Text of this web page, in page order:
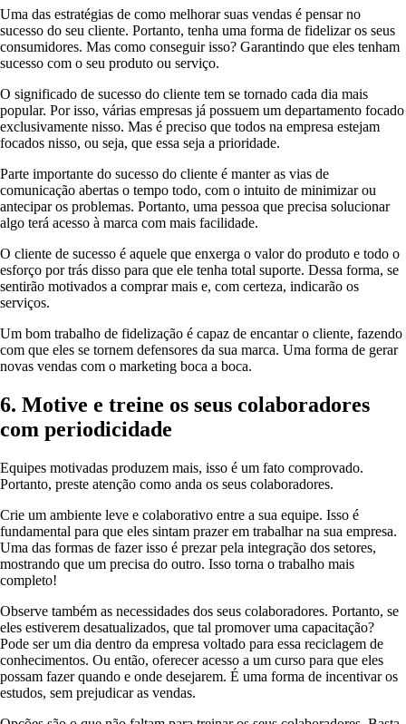
Uma das estratégias de como melhorar suas vendas é pensar no
sucesso do seu cliente. Portanto, tenha uma forma de fidelizar os seus
consumidores. Mas como conseguir isso? Garantindo que eles tenham
sucesso com o seu produto ou serviço.
O significado de sucesso do cliente tem se tornado cada dia mais
popular. Por isso, várias empresas já possuem um departamento focado
exclusivamente nisso. Mas é preciso que todos na empresa estejam
focados nisso, ou seja, que essa seja a prioridade.
Parte importante do sucesso do cliente é manter as vias de
comunicação abertas o tempo todo, com o intuito de minimizar ou
antecipar os problemas. Portanto, uma pessoa que precisa solucionar
algo terá acesso à marca com mais facilidade.
O cliente de sucesso é aquele que enxerga o valor do produto e todo o
esforço por trás disso para que ele tenha total suporte. Dessa forma, se
sentirão motivados a comprar mais e, com certeza, indicarão os
serviços.
Um bom trabalho de fidelização é capaz de encantar o cliente, fazendo
com que eles se tornem defensores da sua marca. Uma forma de gerar
novas vendas com o marketing boca a boca.
6. Motive e treine os seus colaboradores
com periodicidade
Equipes motivadas produzem mais, isso é um fato comprovado.
Portanto, preste atenção como anda os seus colaboradores.
Crie um ambiente leve e colaborativo entre a sua equipe. Isso é
fundamental para que eles sintam prazer em trabalhar na sua empresa.
Uma das formas de fazer isso é prezar pela integração dos setores,
mostrando que um precisa do outro. Isso torna o trabalho mais
completo!
Observe também as necessidades dos seus colaboradores. Portanto, se
eles estiverem desatualizados, que tal promover uma capacitação?
Pode ser um dia dentro da empresa voltado para essa reciclagem de
conhecimentos. Ou então, oferecer acesso a um curso para que eles
possam fazer quando e onde desejarem. É uma forma de incentivar os
estudos, sem prejudicar as vendas.